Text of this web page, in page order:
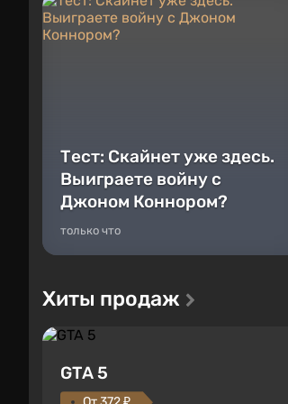
Тест: Скайнет уже здесь.
Выиграете войну с
Джоном Коннором?
только что
Хиты продаж
GTA 5